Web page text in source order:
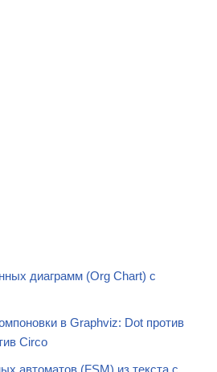
диаграмм (Org Chart) с
в Graphviz: Dot против
Circo
автоматов (FSM) из текста с